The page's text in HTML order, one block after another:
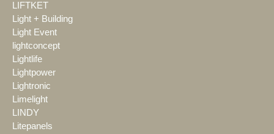
LIFTKET
Light + Building
Light Event
lightconcept
Lightlife
Lightpower
Lightronic
Limelight
LINDY
Litepanels